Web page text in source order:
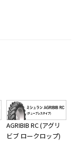
AGRIBIB RC (アグリ
ビブ ロークロップ)